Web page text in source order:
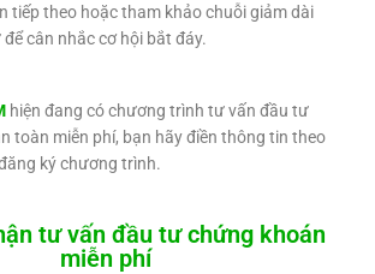
tiếp theo hoặc tham khảo chuỗi giảm dài
cân nhắc cơ hội bắt đáy.
hiện đang có chương trình tư vấn đầu tư
toàn miễn phí, bạn hãy điền thông tin theo
ký chương trình.
tư vấn đầu tư chứng khoán
miễn phí